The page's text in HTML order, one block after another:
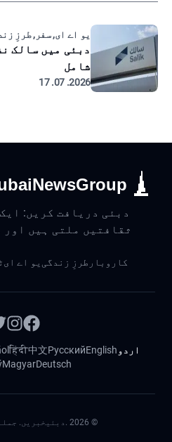
یو اے ای, سفر, طرزِ
شامل
2026. 07. 17
دبئی دریافت کریں:
ثقافتیں ملتی ہیں اور
کاروبار طرزِ زندگی یو اے ای
اردو English
Русский
中文
हिंदी
Deutsch
Magyar
©
2026 .دبئیخبریں.